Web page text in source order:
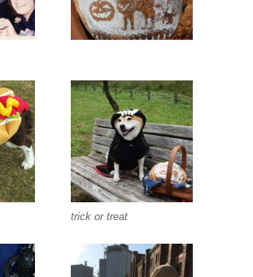
trick or treat